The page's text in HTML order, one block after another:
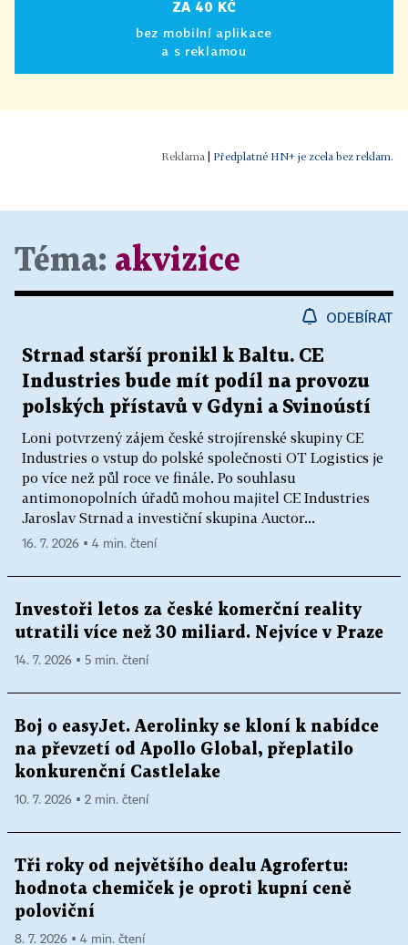
ZA 40 KČ
bez mobilní aplikace
a s reklamou
Předplatné HN+ je zcela bez reklam.
Téma: akvizice
ODEBÍRAT
Strnad starší pronikl k Baltu. CE
Industries bude mít podíl na provozu
polských přístavů v Gdyni a Svinoústí
Loni potvrzený zájem české strojírenské skupiny CE
Industries o vstup do polské společnosti OT Logistics je
po více než půl roce ve finále. Po souhlasu
antimonopolních úřadů mohou majitel CE Industries
Jaroslav Strnad a investiční skupina Auctor...
16. 7. 2026 ▪ 4 min. čtení
Investoři letos za české komerční reality
utratili více než 30 miliard. Nejvíce v Praze
14. 7. 2026 ▪ 5 min. čtení
Boj o easyJet. Aerolinky se kloní k nabídce
na převzetí od Apollo Global, přeplatilo
konkurenční Castlelake
10. 7. 2026 ▪ 2 min. čtení
Tři roky od největšího dealu Agrofertu:
hodnota chemiček je oproti kupní ceně
poloviční
8. 7. 2026 ▪ 4 min. čtení